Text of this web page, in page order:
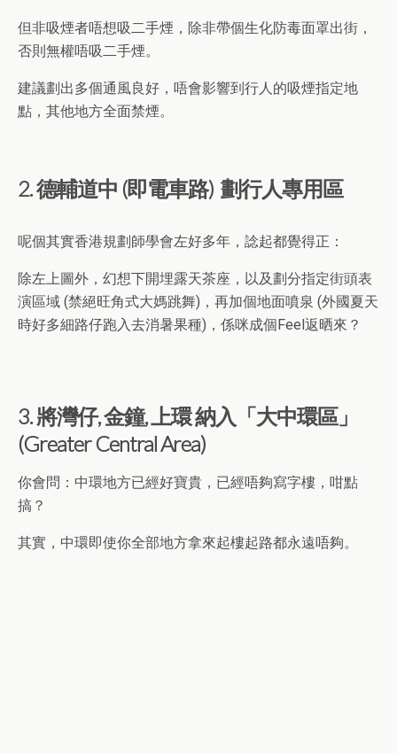
但非吸煙者唔想吸二手煙，除非帶個生化防毒面罩出街，
否則無權唔吸二手煙。
建議劃出多個通風良好，唔會影響到行人的吸煙指定地
點，其他地方全面禁煙。
2. 德輔道中 (即電車路) 劃行人專用區
呢個其實香港規劃師學會左好多年，諗起都覺得正：
除左上圖外，幻想下開埋露天茶座，以及劃分指定街頭表
演區域 (禁絕旺角式大媽跳舞)，再加個地面噴泉 (外國夏天
時好多細路仔跑入去消暑果種)，係咪成個Feel返晒來？
3. 將灣仔, 金鐘, 上環 納入「大中環區」
(Greater Central Area)
你會問：中環地方已經好寶貴，已經唔夠寫字樓，咁點
搞？
其實，中環即使你全部地方拿來起樓起路都永遠唔夠。